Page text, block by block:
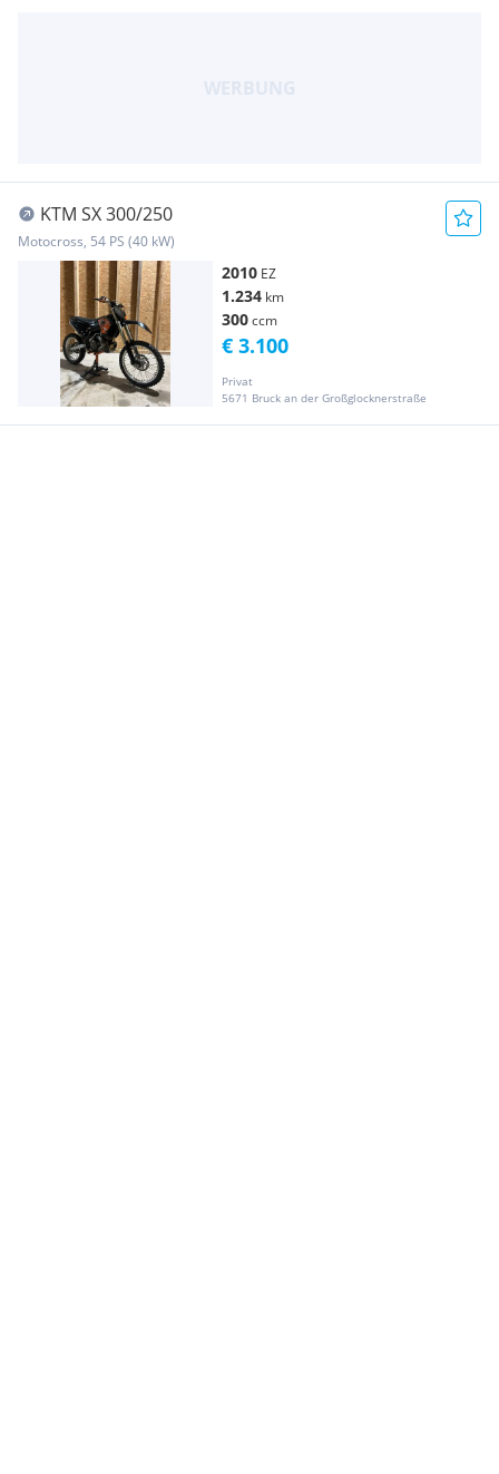
KTM SX 300/250
Motocross, 54 PS (40 kW)
2010 EZ
1.234 km
300ccm
Privat
5671 Bruck an der Großglocknerstraße
€ 3.100